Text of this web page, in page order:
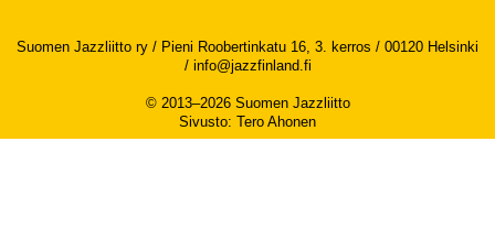
Suomen Jazzliitto ry / Pieni Roobertinkatu 16, 3. kerros / 00120 Helsinki
/ info@jazzfinland.fi
© 2013–2026 Suomen Jazzliitto
Sivusto: Tero Ahonen